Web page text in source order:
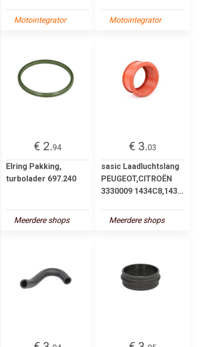
Motointegrator Motointegrator
€ 2.94
Elring Pakking,
turbolader 697.240
Meerdere shops
€ 3.03
sasic Laadluchtslang
PEUGEOT,CITROËN
3330009 1434C8,143...
Meerdere shops